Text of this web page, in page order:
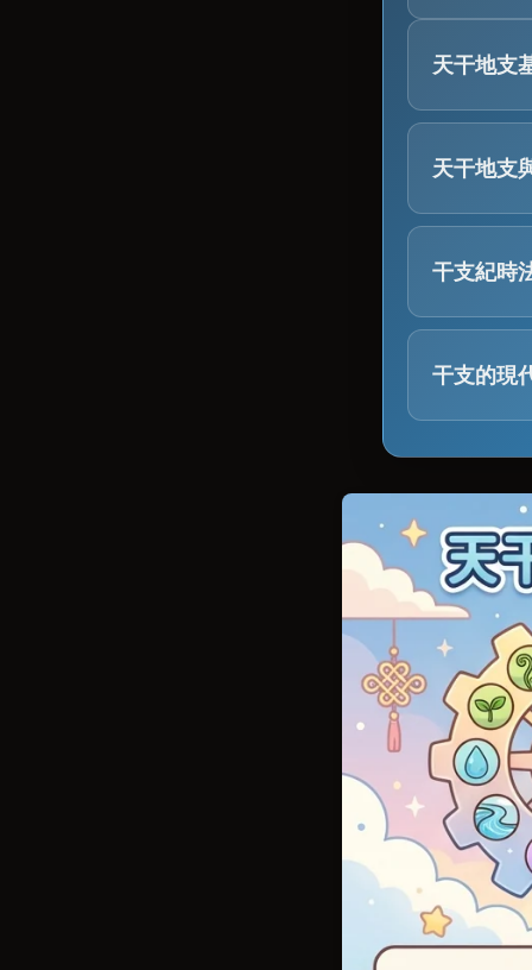
天干地支
天干地支，
統。佢係八
天干
共十個：
陽幹：甲
陰幹：乙
地支 (Earthly
共十二個，
(馬)、未(羊)
陽支：子
陰支：醜
天干地支
每個天干同
「相生」同
五行相生
代表互相促
木生火 (
火生土 (
土生金 (
金生水 (
水生木 (
五行相剋
代表互相制
金剋木 (
木剋土 (
土剋水 (
水剋火 (
火剋金 (
干支紀時
八字，又叫
年柱：根
（Julian
時柱：一
日柱嘅天
呢個小工
換成對應嘅
干支的現
命理學
最出名嘅就
係，去推斷
風水佈局會
「三元九運
中醫養生
「子午流注
據唔同時辰